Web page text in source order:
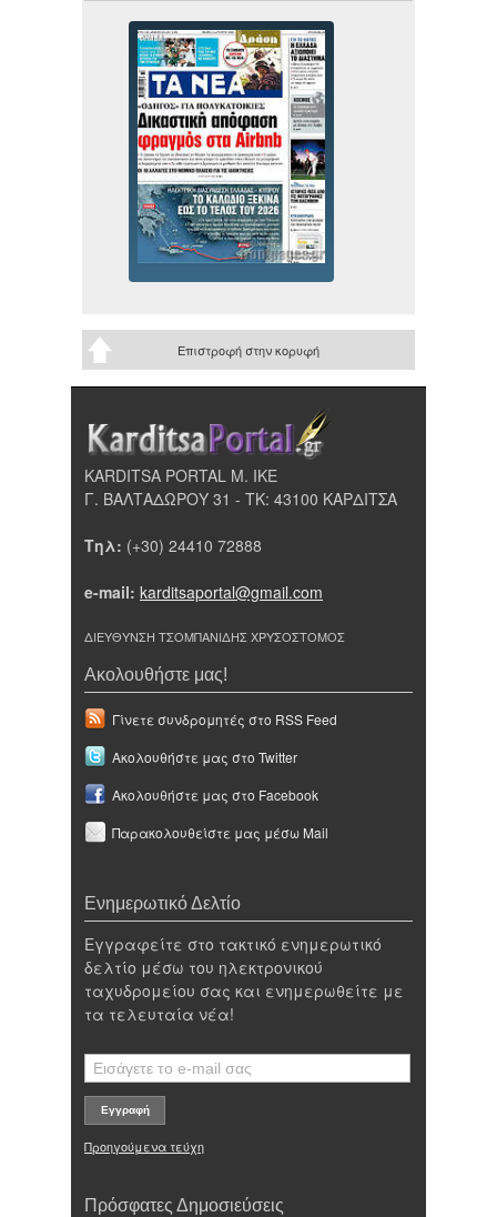
Επιστροφή στην κορυφή
KARDITSA PORTAL Μ. ΙΚΕ
Γ. ΒΑΛΤΑΔΩΡΟΥ 31 - ΤΚ: 43100 ΚΑΡΔΙΤΣΑ
Τηλ: (+30) 24410 72888
e-mail: karditsaportal@gmail.com
ΔΙΕΥΘΥΝΣΗ ΤΣΟΜΠΑΝΙΔΗΣ ΧΡΥΣΟΣΤΟΜΟΣ
Ακολουθήστε μας!
Γίνετε συνδρομητές στο RSS Feed
Ακολουθήστε μας στο Twitter
Ακολουθήστε μας στο Facebook
Παρακολουθείστε μας μέσω Mail
Ενημερωτικό Δελτίο
Εγγραφείτε στο τακτικό ενημερωτικό
δελτίο μέσω του ηλεκτρονικού
ταχυδρομείου σας και ενημερωθείτε με
τα τελευταία νέα!
Προηγούμενα τεύχη
Πρόσφατες Δημοσιεύσεις